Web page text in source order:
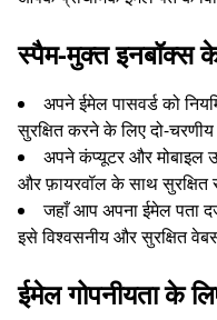
स्पैम-मुक्त इनबॉक्स
अपने ईमेल पासवर्ड को
सुरक्षित करने के लिए दो-
अपने कंप्यूटर और मोबाइल
और फ़ायरवॉल के साथ सुरक्षित
जहाँ आप अपना ईमेल पता
इसे विश्वसनीय और सुरक्षित
ईमेल गोपनीयता के